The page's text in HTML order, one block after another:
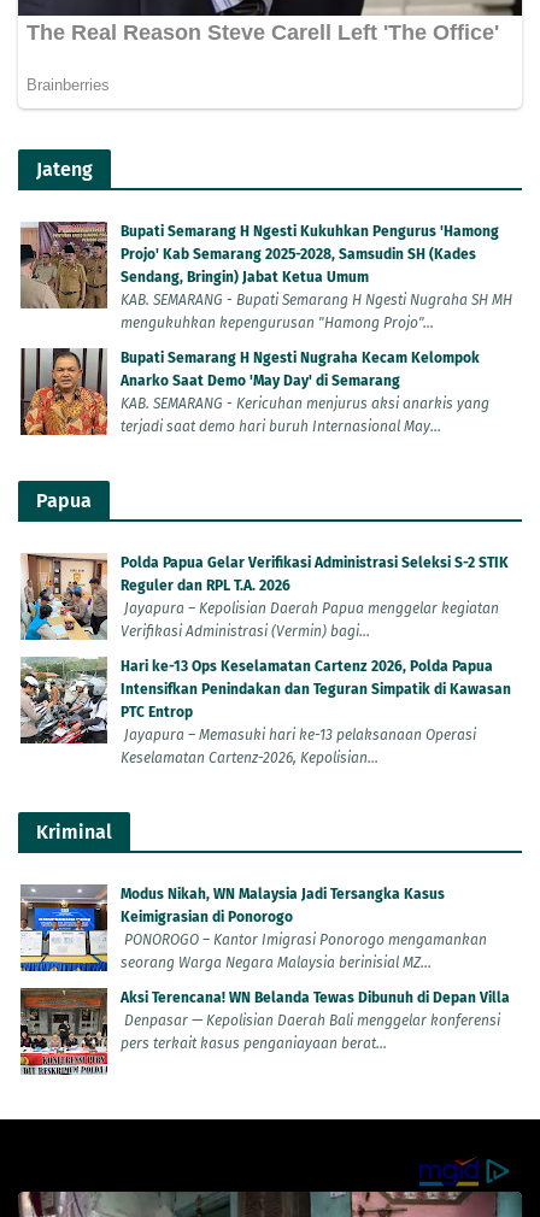
Jateng
Bupati Semarang H Ngesti Kukuhkan Pengurus 'Hamong
Projo' Kab Semarang 2025-2028, Samsudin SH (Kades
Sendang, Bringin) Jabat Ketua Umum
KAB. SEMARANG - Bupati Semarang H Ngesti Nugraha SH MH
mengukuhkan kepengurusan "Hamong Projo"...
Bupati Semarang H Ngesti Nugraha Kecam Kelompok
Anarko Saat Demo 'May Day' di Semarang
KAB. SEMARANG - Kericuhan menjurus aksi anarkis yang
terjadi saat demo hari buruh Internasional May...
Papua
Polda Papua Gelar Verifikasi Administrasi Seleksi S-2 STIK
Reguler dan RPL T.A. 2026
Jayapura – Kepolisian Daerah Papua menggelar kegiatan
Verifikasi Administrasi (Vermin) bagi...
Hari ke-13 Ops Keselamatan Cartenz 2026, Polda Papua
Intensifkan Penindakan dan Teguran Simpatik di Kawasan
PTC Entrop
Jayapura – Memasuki hari ke-13 pelaksanaan Operasi
Keselamatan Cartenz-2026, Kepolisian...
Kriminal
Modus Nikah, WN Malaysia Jadi Tersangka Kasus
Keimigrasian di Ponorogo
PONOROGO – Kantor Imigrasi Ponorogo mengamankan
seorang Warga Negara Malaysia berinisial MZ...
Aksi Terencana! WN Belanda Tewas Dibunuh di Depan Villa
Denpasar — Kepolisian Daerah Bali menggelar konferensi
pers terkait kasus penganiayaan berat...